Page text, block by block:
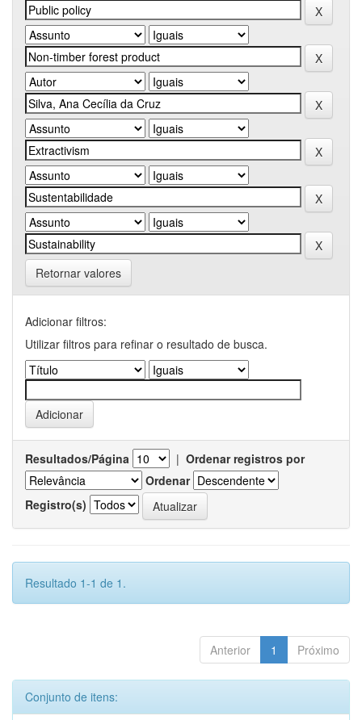
Retornar valores
Adicionar filtros:
Utilizar filtros para refinar o resultado de busca.
Resultados/Página | Ordenar registros por
Ordenar
Registro(s)
Resultado 1-1 de 1.
Anterior 1 Próximo
Conjunto de itens: